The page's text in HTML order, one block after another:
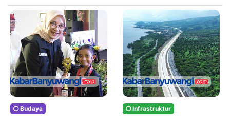
Budaya Infrastruktur